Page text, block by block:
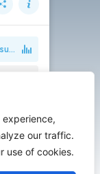
our traffic.
use of cookies.